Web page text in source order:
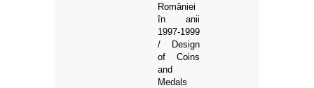
României
în anii
1997-1999
/ Design
of Coins
and
Medals